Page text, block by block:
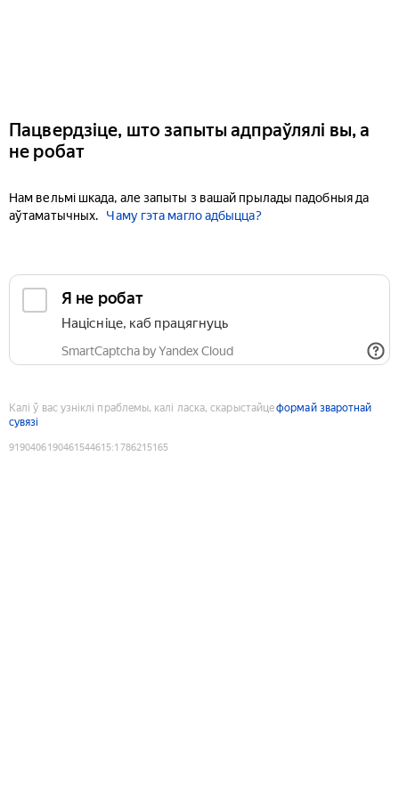
Пацвердзіце, што запыты адпраўлялі вы, а
не робат
Нам вельмі шкада, але запыты з вашай прылады падобныя да
аўтаматычных.
Чаму гэта магло адбыцца?
Я не робат
Націсніце, каб працягнуць
SmartCaptcha by Yandex Cloud
Калі ў вас узніклі праблемы, калі ласка, скарыстайцеформай зваротнай
сувязі
9190406190461544615:1786215165